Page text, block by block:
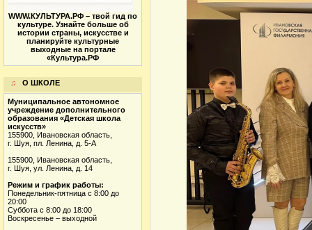
WWW.КУЛЬТУРА.РФ – твой гид по
культуре. Узнайте больше об
истории страны, искусстве и
планируйте культурные
выходные на портале
«Культура.РФ
♫ О ШКОЛЕ
Муниципальное автономное
учреждение дополнительного
образования «Детская школа
искусств»
155900, Ивановская область,
г. Шуя, пл. Ленина, д. 5-А
155900, Ивановская область,
г. Шуя, ул. Ленина, д. 14
Режим и график работы:
Понедельник-пятница с 8:00 до
20:00
Суббота с 8:00 до 18:00
Воскресенье – выходной